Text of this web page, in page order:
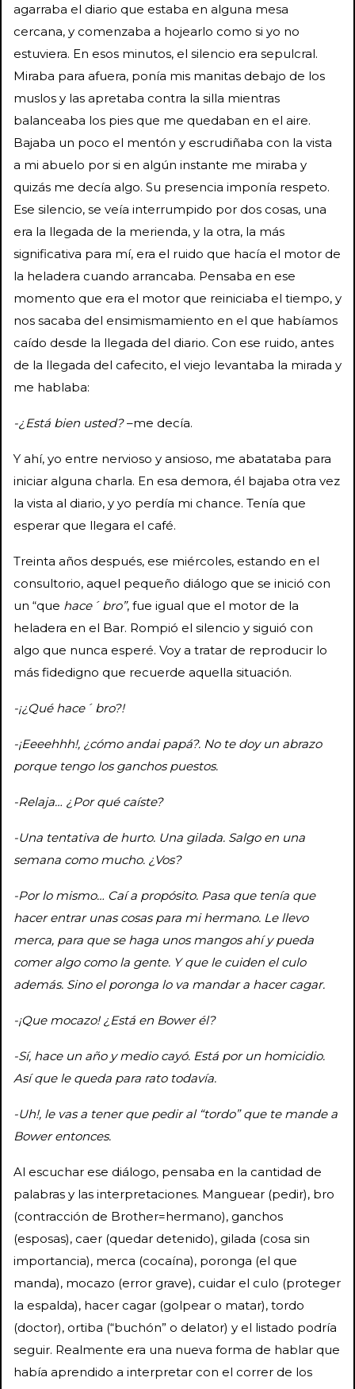
agarraba el diario que estaba en alguna mesa
cercana, y comenzaba a hojearlo como si yo no
estuviera. En esos minutos, el silencio era sepulcral.
Miraba para afuera, ponía mis manitas debajo de los
muslos y las apretaba contra la silla mientras
balanceaba los pies que me quedaban en el aire.
Bajaba un poco el mentón y escrudiñaba con la vista
a mi abuelo por si en algún instante me miraba y
quizás me decía algo. Su presencia imponía respeto.
Ese silencio, se veía interrumpido por dos cosas, una
era la llegada de la merienda, y la otra, la más
significativa para mí, era el ruido que hacía el motor de
la heladera cuando arrancaba. Pensaba en ese
momento que era el motor que reiniciaba el tiempo, y
nos sacaba del ensimismamiento en el que habíamos
caído desde la llegada del diario. Con ese ruido, antes
de la llegada del cafecito, el viejo levantaba la mirada y
me hablaba:
-¿Está bien usted?–me decía.
Y ahí, yo entre nervioso y ansioso, me abatataba para
iniciar alguna charla. En esa demora, él bajaba otra vez
la vista al diario, y yo perdía mi chance. Tenía que
esperar que llegara el café.
Treinta años después, ese miércoles, estando en el
consultorio, aquel pequeño diálogo que se inició con
un “que hace´ bro”, fue igual que el motor de la
heladera en el Bar. Rompió el silencio y siguió con
algo que nunca esperé. Voy a tratar de reproducir lo
más fidedigno que recuerde aquella situación.
-¡¿Qué hace´ bro?!
-¡Eeeehhh!, ¿cómo andai papá?. No te doy un abrazo
porque tengo los ganchos puestos.
-Relaja… ¿Por qué caíste?
-Una tentativa de hurto. Una gilada. Salgo en una
semana como mucho. ¿Vos?
-Por lo mismo… Caí a propósito. Pasa que tenía que
hacer entrar unas cosas para mi hermano. Le llevo
merca, para que se haga unos mangos ahí y pueda
comer algo como la gente. Y que le cuiden el culo
además. Sino el poronga lo va mandar a hacer cagar.
-¡Que mocazo! ¿Está en Bower él?
-Sí, hace un año y medio cayó. Está por un homicidio.
Así que le queda para rato todavía.
-Uh!, le vas a tener que pedir al “tordo” que te mande a
Bower entonces.
Al escuchar ese diálogo, pensaba en la cantidad de
palabras y las interpretaciones. Manguear (pedir), bro
(contracción de Brother=hermano), ganchos
(esposas), caer (quedar detenido), gilada (cosa sin
importancia), merca (cocaína), poronga (el que
manda), mocazo (error grave), cuidar el culo (proteger
la espalda), hacer cagar (golpear o matar), tordo
(doctor), ortiba (“buchón” o delator) y el listado podría
seguir. Realmente era una nueva forma de hablar que
había aprendido a interpretar con el correr de los